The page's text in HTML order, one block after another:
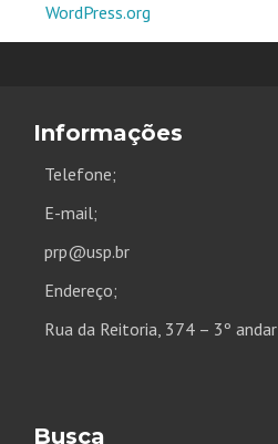
WordPress.org
Informações
Telefone;
E-mail;
prp@usp.br
Endereço;
Rua da Reitoria, 374 – 3º andar
Busca